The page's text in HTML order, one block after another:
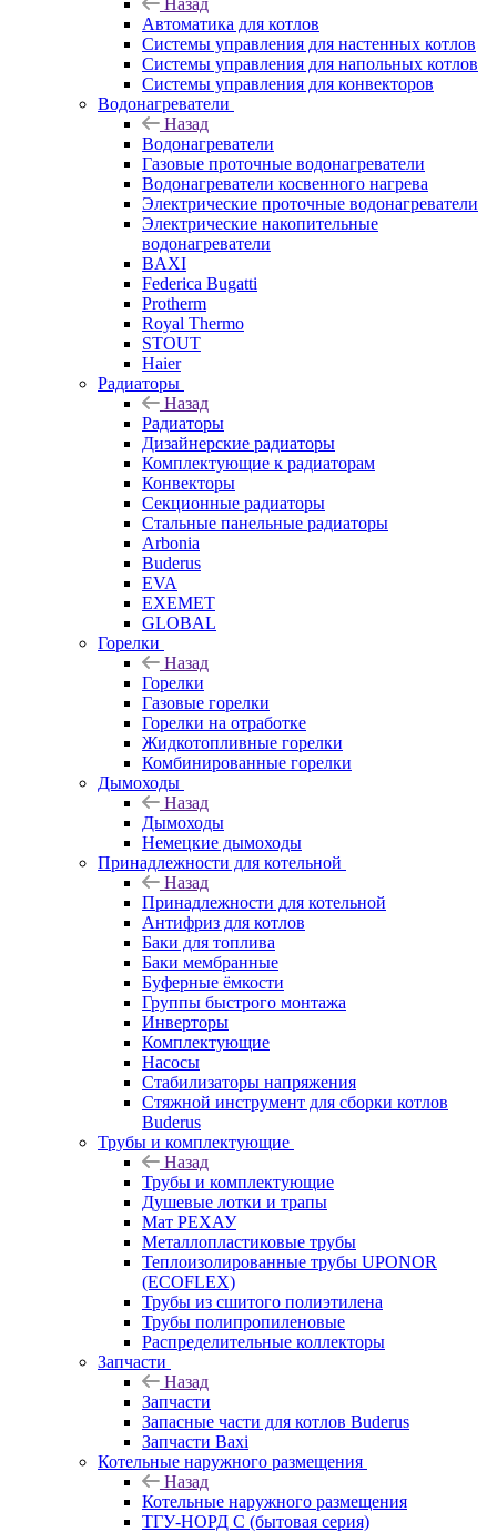
Назад
Автоматика для котлов
Системы управления для настенных котлов
Системы управления для напольных котлов
Системы управления для конвекторов
Водонагреватели
Назад
Водонагреватели
Газовые проточные водонагреватели
Водонагреватели косвенного нагрева
Электрические проточные водонагреватели
Электрические накопительные
водонагреватели
BAXI
Federica Bugatti
Protherm
Royal Thermo
STOUT
Haier
Радиаторы
Назад
Радиаторы
Дизайнерские радиаторы
Комплектующие к радиаторам
Конвекторы
Секционные радиаторы
Стальные панельные радиаторы
Arbonia
Buderus
EVA
EXEMET
GLOBAL
Горелки
Назад
Горелки
Газовые горелки
Горелки на отработке
Жидкотопливные горелки
Комбинированные горелки
Дымоходы
Назад
Дымоходы
Немецкие дымоходы
Принадлежности для котельной
Назад
Принадлежности для котельной
Антифриз для котлов
Баки для топлива
Баки мембранные
Буферные ёмкости
Группы быстрого монтажа
Инверторы
Комплектующие
Насосы
Стабилизаторы напряжения
Стяжной инструмент для сборки котлов
Buderus
Трубы и комплектующие
Назад
Трубы и комплектующие
Душевые лотки и трапы
Мат РЕХАУ
Металлопластиковые трубы
Теплоизолированные трубы UPONOR
(ECOFLEX)
Трубы из сшитого полиэтилена
Трубы полипропиленовые
Распределительные коллекторы
Запчасти
Назад
Запчасти
Запасные части для котлов Buderus
Запчасти Baxi
Котельные наружного размещения
Назад
Котельные наружного размещения
ТГУ-НОРД С (бытовая серия)